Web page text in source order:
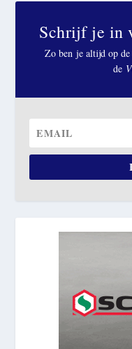
Schrijf je in
Zo ben je altijd op de
de